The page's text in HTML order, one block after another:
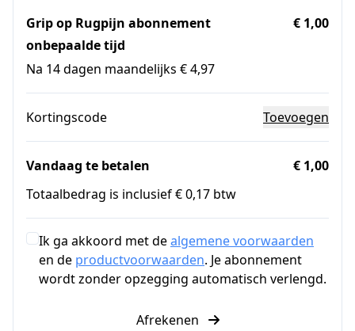
Grip op Rugpijn abonnement
onbepaalde tijd
Na 14 dagen maandelijks € 4,97
€ 1,00
Kortingscode Toevoegen
Vandaag te betalen
€ 1,00
Totaalbedrag is inclusief € 0,17 btw
Ik ga akkoord met dealgemene voorwaarden
en de productvoorwaarden. Je abonnement
wordt zonder opzegging automatisch verlengd.
Afrekenen